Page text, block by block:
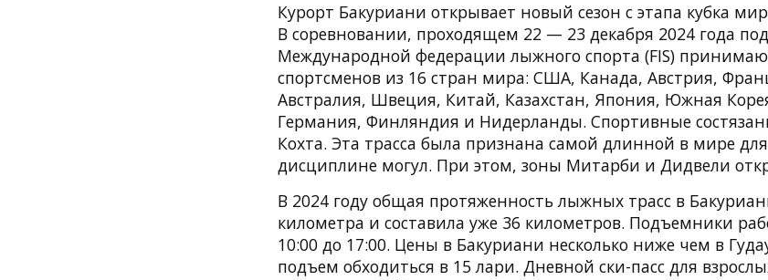
Курорт Бакуриани открывает новый сезон с этапа кубка
В соревновании, проходящем 22 — 23 декабря 2024 года
Международной федерации лыжного спорта (FIS)
спортсменов из 16 стран мира: США, Канада, Австрия,
Австралия, Швеция, Китай, Казахстан, Япония, Южная
Германия, Финляндия и Нидерланды. Спортивные
Кохта. Эта трасса была признана самой длинной в мире
дисциплине могул. При этом, зоны Митарби и Дидвели
В 2024 году общая протяженность лыжных трасс в
километра и составила уже 36 километров. Подъемники
10:00 до 17:00. Цены в Бакуриани несколько ниже чем в
подъем обходиться в 15 лари. Дневной ски-пасс для